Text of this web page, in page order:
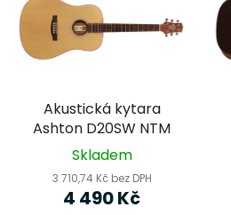
Akustická kytara
Ashton D20SW NTM
Skladem
3 710,74 Kč bez DPH
4 490 Kč